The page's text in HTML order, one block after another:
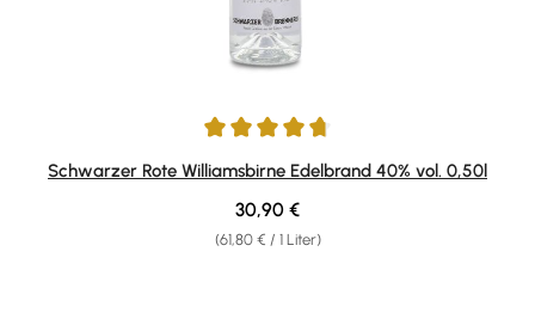
Durchschnittliche Bewertung von 4.85 von 5 Sternen
Schwarzer Rote Williamsbirne Edelbrand 40% vol. 0,50l
(61,80 € / 1 Liter)
Regulärer Preis:
30,90 €